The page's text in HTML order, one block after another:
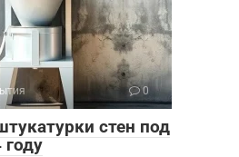
0
стен под